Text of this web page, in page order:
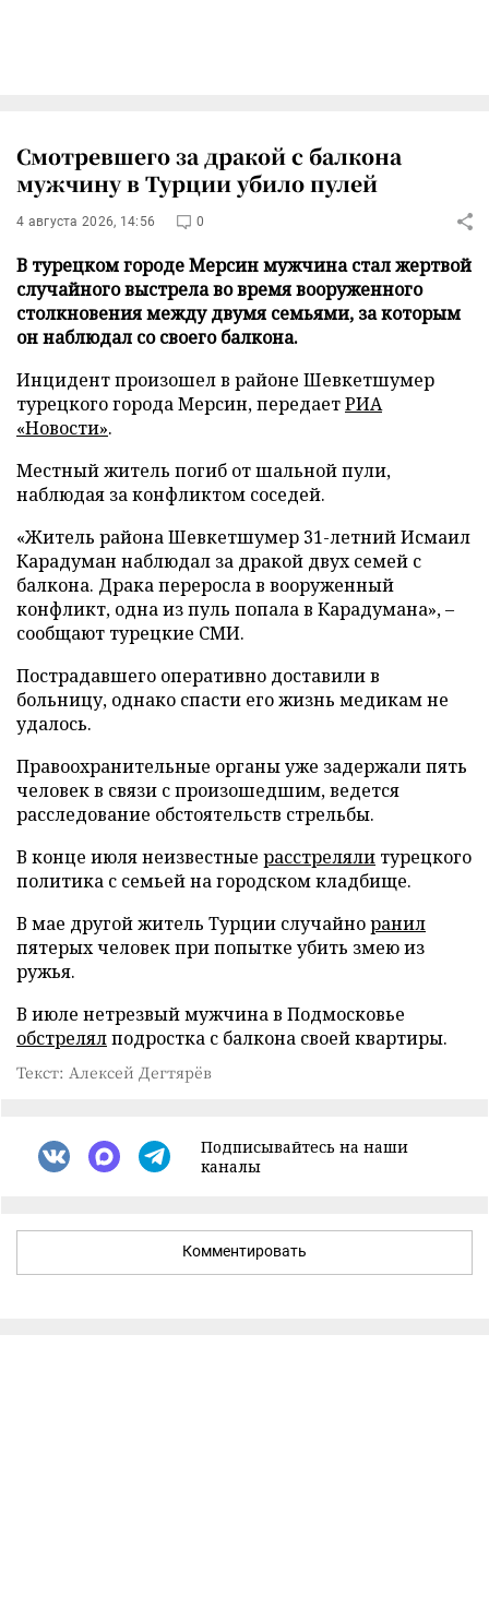
Смотревшего за дракой с балкона
мужчину в Турции убило пулей
4 августа 2026, 14:56 0
В турецком городе Мерсин мужчина стал жертвой
случайного выстрела во время вооруженного
столкновения между двумя семьями, за которым
он наблюдал со своего балкона.
Инцидент произошел в районе Шевкетшумер
турецкого города Мерсин, передаетРИА
«Новости».
Местный житель погиб от шальной пули,
наблюдая за конфликтом соседей.
«Житель района Шевкетшумер 31-летний Исмаил
Карадуман наблюдал за дракой двух семей с
балкона. Драка переросла в вооруженный
конфликт, одна из пуль попала в Карадумана», –
сообщают турецкие СМИ.
Пострадавшего оперативно доставили в
больницу, однако спасти его жизнь медикам не
удалось.
Правоохранительные органы уже задержали пять
человек в связи с произошедшим, ведется
расследование обстоятельств стрельбы.
В конце июля неизвестные расстреляли турецкого
политика с семьей на городском кладбище.
В мае другой житель Турции случайноранил
пятерых человек при попытке убить змею из
ружья.
В июле нетрезвый мужчина в Подмосковье
обстрелялподростка с балкона своей квартиры.
Текст: Алексей Дегтярёв
Подписывайтесь на наши
каналы
Комментировать